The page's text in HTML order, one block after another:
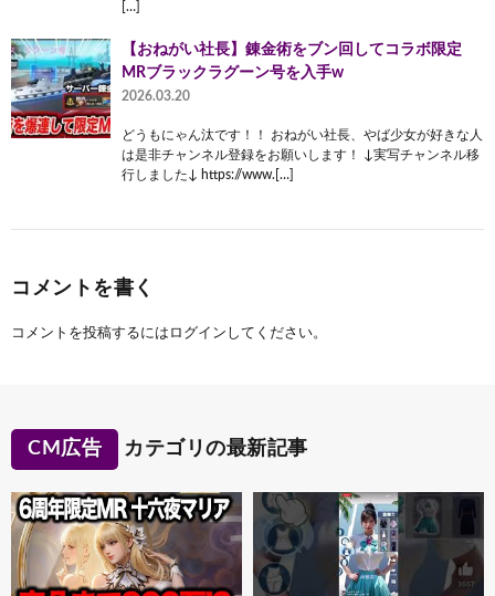
[…]
【おねがい社長】錬金術をブン回してコラボ限定
MRブラックラグーン号を入手w
2026.03.20
どうもにゃん汰です！！ おねがい社長、やば少女が好きな人
は是非チャンネル登録をお願いします！ ↓実写チャンネル移
行しました↓ https://www.[…]
コメントを書く
コメントを投稿するには ログイン してください。
CM広告 カテゴリの最新記事